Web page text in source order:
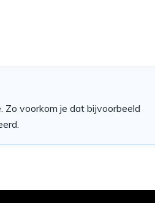
Zo voorkom je dat bijvoorbeeld